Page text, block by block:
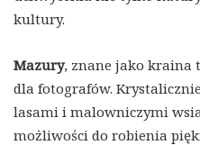
kultury.
Mazury, znane jako kraina
dla fotografów.
lasami i malowniczymi
możliwości do robienia